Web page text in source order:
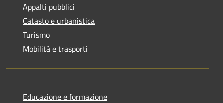
Appalti pubblici
Catasto e urbanistica
Turismo
Mobilità e trasporti
Educazione e formazione